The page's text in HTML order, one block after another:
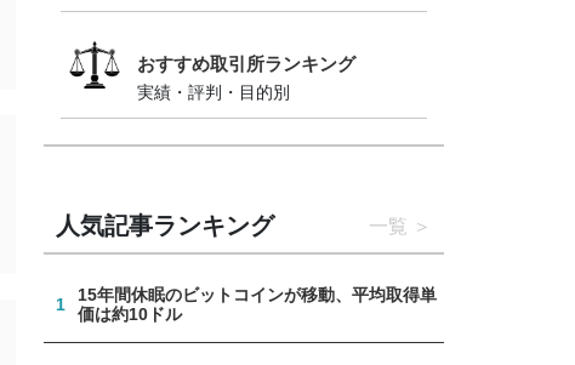
おすすめ取引所ランキング
実績・評判・目的別
人気記事ランキング 一覧
1
15年間休眠のビットコインが移動、平均取得単
価は約10ドル